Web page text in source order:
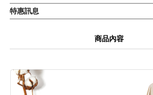
◆二WAY懷孕+哺乳功能，產後可當居家服
◎適合 一年四季 穿著。
特惠訊息
商品內容